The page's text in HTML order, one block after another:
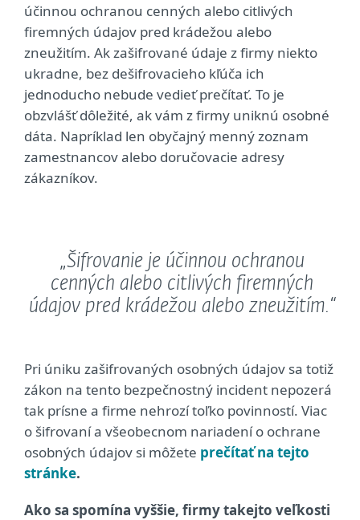
účinnou ochranou cenných alebo citlivých
firemných údajov pred krádežou alebo
zneužitím. Ak zašifrované údaje z firmy niekto
ukradne, bez dešifrovacieho kľúča ich
jednoducho nebude vedieť prečítať. To je
obzvlášť dôležité, ak vám z firmy uniknú osobné
dáta. Napríklad len obyčajný menný zoznam
zamestnancov alebo doručovacie adresy
zákazníkov.
„Šifrovanie je účinnou ochranou
cenných alebo citlivých firemných
údajov pred krádežou alebo zneužitím.“
Pri úniku zašifrovaných osobných údajov sa totiž
zákon na tento bezpečnostný incident nepozerá
tak prísne a firme nehrozí toľko povinností. Viac
o šifrovaní a všeobecnom nariadení o ochrane
osobných údajov si môžete prečítať na tejto
stránke.
Ako sa spomína vyššie, firmy takejto veľkosti